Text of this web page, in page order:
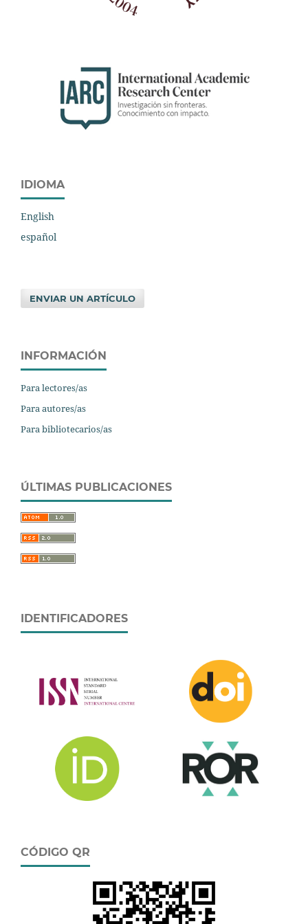
IDIOMA
English
español
ENVIAR UN ARTÍCULO
INFORMACIÓN
Para lectores/as
Para autores/as
Para bibliotecarios/as
ÚLTIMAS PUBLICACIONES
IDENTIFICADORES
CÓDIGO QR